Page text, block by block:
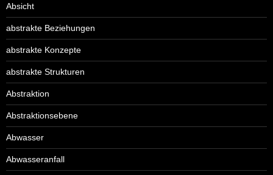
Absicht
abstrakte Beziehungen
abstrakte Konzepte
abstrakte Strukturen
Abstraktion
Abstraktionsebene
Abwasser
Abwasseranfall